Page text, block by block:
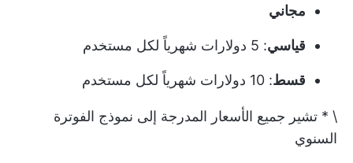
مجاني
قياسي: 5 دولارات شهرياً لكل مستخدم
قسط: 10 دولارات شهرياً لكل مستخدم
\ * تشير جميع الأسعار المدرجة إلى نموذج الفوترة
السنوي